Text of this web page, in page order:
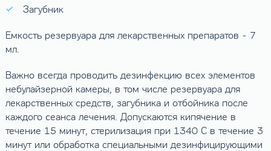
Загубник
Емкость резервуара для лекарственных препаратов - 7
мл.
Важно всегда проводить дезинфекцию всех элементов
небулайзерной камеры, в том числе резервуара для
лекарственных средств, загубника и отбойника после
каждого сеанса лечения. Допускаются кипячение в
течение 15 минут, стерилизация при 1340C в течение 3
минут или обработка специальными дезинфицирующими